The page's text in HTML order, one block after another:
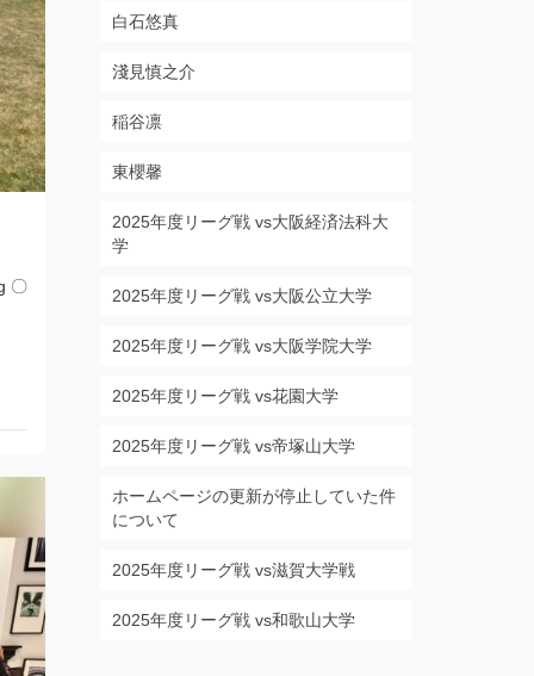
〇
白石悠真
淺見慎之介
稲谷凛
東櫻馨
2025年度リーグ戦 vs大阪経済法科大
学
2025年度リーグ戦 vs大阪公立大学
2025年度リーグ戦 vs大阪学院大学
2025年度リーグ戦 vs花園大学
2025年度リーグ戦 vs帝塚山大学
ホームページの更新が停止していた件
について
2025年度リーグ戦 vs滋賀大学戦
2025年度リーグ戦 vs和歌山大学